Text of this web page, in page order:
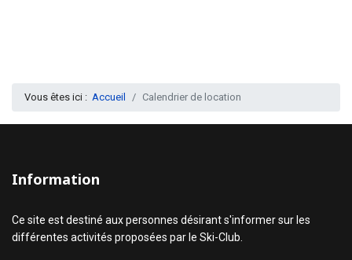
Vous êtes ici : Accueil Calendrier de location
Information
Ce site est destiné aux personnes désirant s'informer sur les
différentes activités proposées par le Ski-Club.